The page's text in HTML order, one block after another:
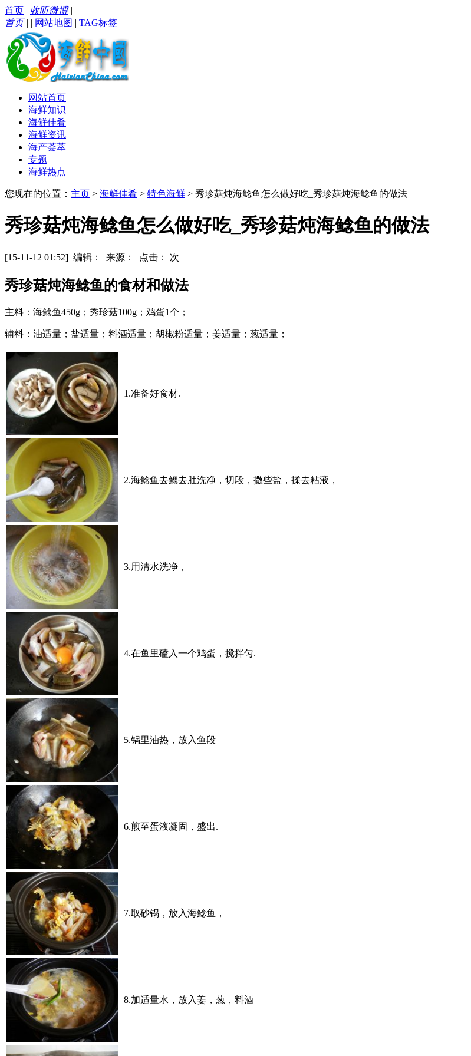
首页 | 收听微博|
首页| | 网站地图 | TAG标签
网站首页
海鲜知识
海鲜佳肴
海鲜资讯
海产荟萃
专题
海鲜热点
您现在的位置： 主页 > 海鲜佳肴 > 特色海鲜 > 秀珍菇炖海鲶鱼怎么做好吃_秀珍菇炖海鲶鱼的做法
秀珍菇炖海鲶鱼怎么做好吃_秀珍菇炖海鲶鱼的做法
[15-11-12 01:52] 编辑： 来源： 点击： 次
秀珍菇炖海鲶鱼的食材和做法
主料：海鲶鱼450g；秀珍菇100g；鸡蛋1个；
辅料：油适量；盐适量；料酒适量；胡椒粉适量；姜适量；葱适量；
1.准备好食材.
2.海鲶鱼去鳃去肚洗净，切段，撒些盐，揉去粘液，
3.用清水洗净，
4.在鱼里磕入一个鸡蛋，搅拌匀.
5.锅里油热，放入鱼段
6.煎至蛋液凝固，盛出.
7.取砂锅，放入海鲶鱼，
8.加适量水，放入姜，葱，料酒